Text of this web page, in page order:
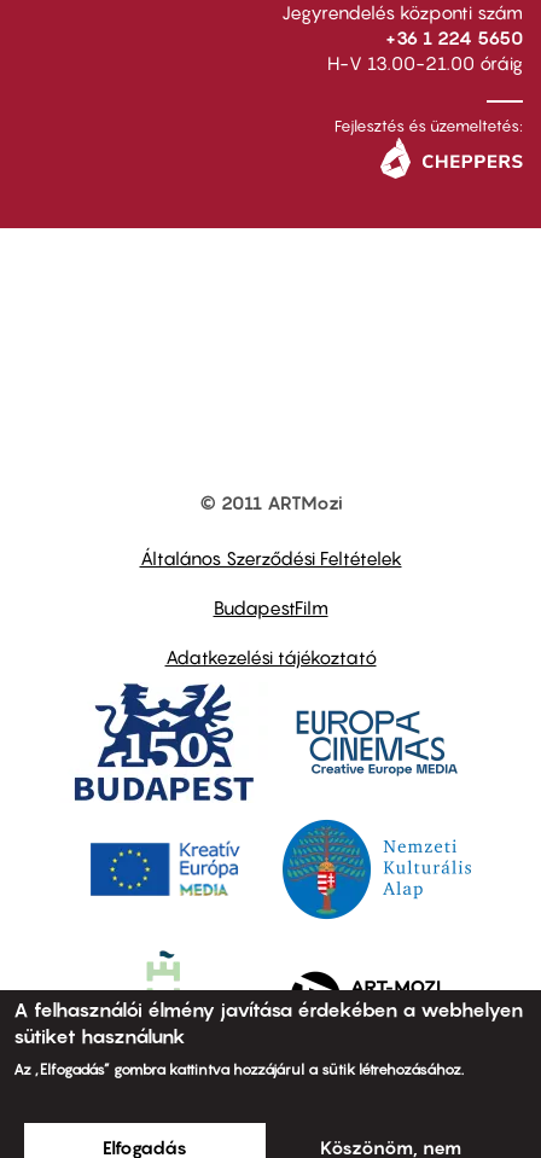
Jegyrendelés központi szám
+36 1 224 5650
H-V 13.00-21.00 óráig
Fejlesztés és üzemeltetés:
© 2011 ARTMozi
Általános Szerződési Feltételek
BudapestFilm
Adatkezelési tájékoztató
A felhasználói élmény javítása érdekében a webhelyen
sütiket használunk
Az „Elfogadás” gombra kattintva hozzájárul a sütik létrehozásához.
Elfogadás Köszönöm, nem